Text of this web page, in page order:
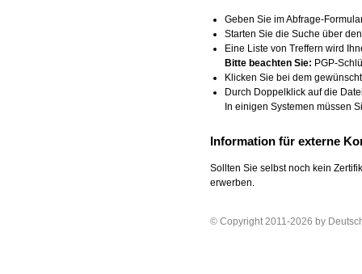
Geben Sie im Abfrage-
Starten Sie die Suche über
Eine Liste von Treffern wird
Bitte beachten Sie: PGP-
Klicken Sie bei dem
Durch Doppelklick auf die
In einigen Systemen müssen
Information für externe
Sollten Sie selbst noch kein
erwerben.
© Copyright 2011-2026 by